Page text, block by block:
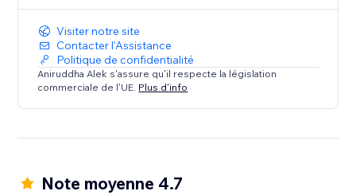
Visiter notre site
Contacter l'Assistance
Politique de confidentialité
Aniruddha Alek s'assure qu'il respecte la législation
commerciale de l'UE. Plus d'info
Note moyenne 4.7